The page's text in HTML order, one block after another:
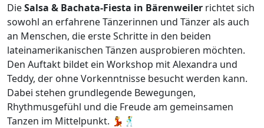
DieSalsa & Bachata-Fiesta in Bärenweiler richtet sich
sowohl an erfahrene Tänzerinnen und Tänzer als auch
an Menschen, die erste Schritte in den beiden
lateinamerikanischen Tänzen ausprobieren möchten.
Den Auftakt bildet ein Workshop mit Alexandra und
Teddy, der ohne Vorkenntnisse besucht werden kann.
Dabei stehen grundlegende Bewegungen,
Rhythmusgefühl und die Freude am gemeinsamen
Tanzen im Mittelpunkt. 💃🕺